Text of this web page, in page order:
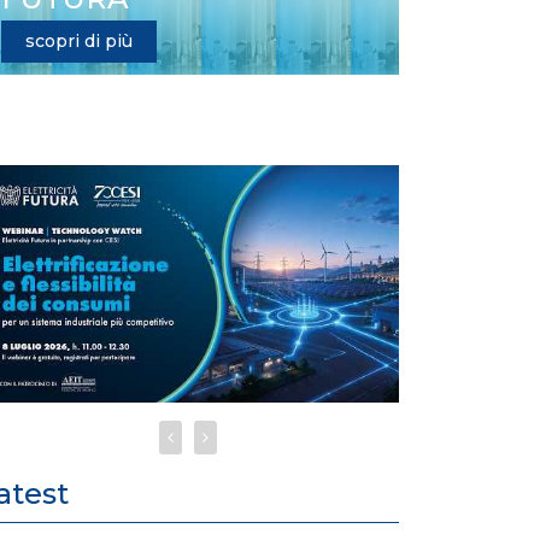
scopri di più